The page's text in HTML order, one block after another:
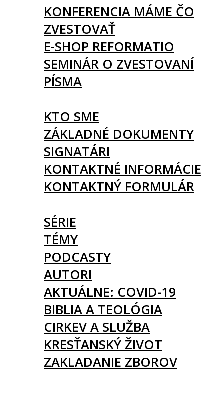
KONFERENCIA MÁME ČO
ZVESTOVAŤ
E-SHOP REFORMATIO
SEMINÁR O ZVESTOVANÍ
PÍSMA
KTO SME
ZÁKLADNÉ DOKUMENTY
SIGNATÁRI
KONTAKTNÉ INFORMÁCIE
KONTAKTNÝ FORMULÁR
SÉRIE
TÉMY
PODCASTY
AUTORI
AKTUÁLNE: COVID-19
BIBLIA A TEOLÓGIA
CIRKEV A SLUŽBA
KRESŤANSKÝ ŽIVOT
ZAKLADANIE ZBOROV